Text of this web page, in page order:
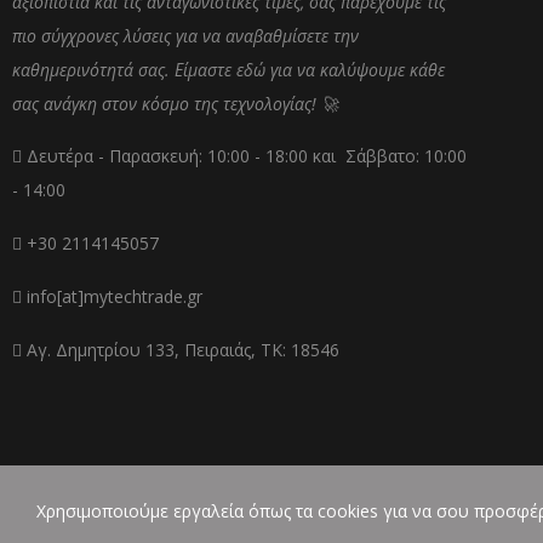
πιο σύγχρονες λύσεις για να αναβαθμίσετε την
καθημερινότητά σας. Είμαστε εδώ για να καλύψουμε κάθε
σας ανάγκη στον κόσμο της τεχνολογίας! 🚀
Δευτέρα - Παρασκευή: 10:00 - 18:00 και Σάββατο: 10:00
- 14:00
+30 2114145057
info[at]mytechtrade.gr
Αγ. Δημητρίου 133, Πειραιάς, ΤΚ: 18546
mytechtrade.gr | Copyright © 2025 Created by C.P
Χρησιμοποιούμε εργαλεία όπως τα cookies για να σου